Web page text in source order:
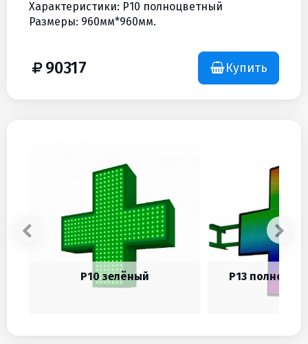
Характеристики: P10 полноцветный
Размеры: 960мм*960мм.
90317 Купить
Р10 зелёный Р13